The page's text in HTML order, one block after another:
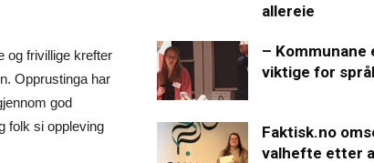
og frivillige krefter
Opprustinga har
god
folk si oppleving
allereie
– Kommunane
viktige for
Faktisk.no
valhefte etter